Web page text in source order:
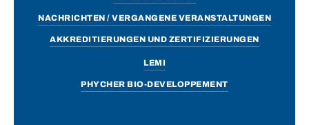
NACHRICHTEN / VERGANGENE VERANSTALTUNGEN
AKKREDITIERUNGEN UND ZERTIFIZIERUNGEN
LEMI
PHYCHER BIO-DEVELOPPEMENT